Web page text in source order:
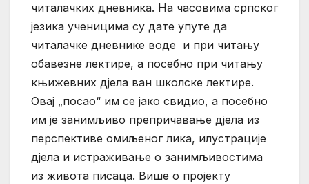
читалачких дневника. На часовима српског
језика ученицима су дате упуте да
читалачке дневнике воде и при читању
обавезне лектире, а посебно при читању
књижевних дјела ван школске лектире.
Овај „посао“ им се јако свидио, а посебно
им је занимљиво препричавање дјела из
перспективе омиљеног лика, илустрације
дјела и истраживање о занимљивостима
из живота писаца. Више о пројекту